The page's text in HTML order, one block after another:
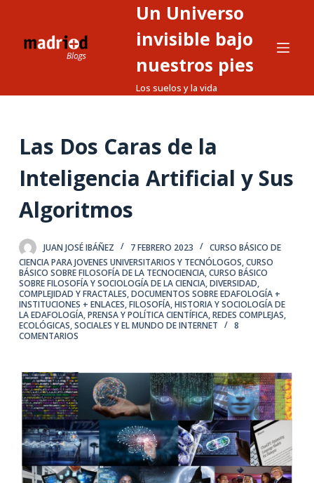
n
d
o
Un Universo
invisible bajo
nuestros pies
Los suelos y la vida
Las Dos Caras de la
Inteligencia Artificial y Sus
Algoritmos
JUAN JOSÉ IBÁÑEZ 7 FEBRERO 2023
CURSO BÁSICO DE
CIENCIA PARA JOVENES UNIVERSITARIOS Y TECNÓLOGOS,CURSO
BÁSICO SOBRE FILOSOFÍA DE LA TECNOCIENCIA,CURSO BÁSICO
SOBRE FILOSOFÍA Y SOCIOLOGÍA DE LA CIENCIA,DIVERSIDAD,
COMPLEJIDAD Y FRACTALES,DOCUMENTOS SOBRE EDAFOLOGÍA +
INSTITUCIONES + ENLACES,FILOSOFÍA, HISTORIA Y SOCIOLOGÍA DE
LA EDAFOLOGÍA,PRENSA Y POLÍTICA CIENTÍFICA,REDES COMPLEJAS,
ECOLÓGICAS, SOCIALES Y EL MUNDO DE INTERNET
8
COMENTARIOS